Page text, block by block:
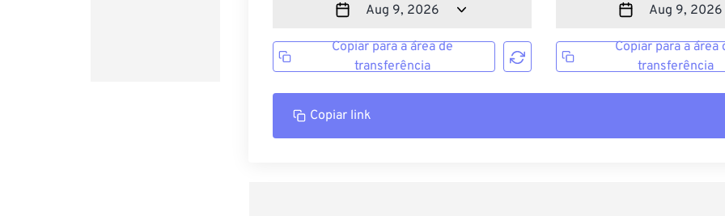
Copiar para a área de
transferência
Copiar para a área
transferência
Copiar link